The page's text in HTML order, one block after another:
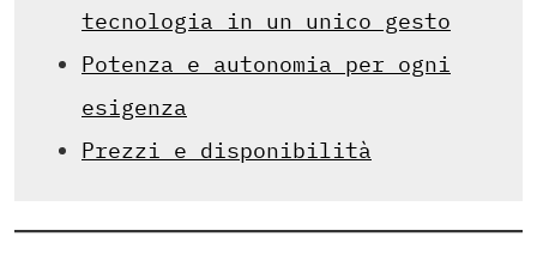
tecnologia in un unico gesto
Potenza e autonomia per ogni
esigenza
Prezzi e disponibilità